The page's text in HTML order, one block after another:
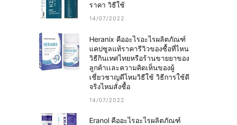
ราคา วิธีใช้
14/07/2022
Heranix คืออะไรอะไรผลิตภัณฑ์
แคปซูลแท้ราคารีวิวของซื้อที่ไหน
วิธีกินเทศไทยหรือร้านขายยาของ
ลูกค้าเเละความคิดเห็นของผู้
เชี่ยวชาญดีไหมวิธีใช้ วิธีการใช้ดี
จริงไหมสั่งซื้อ
14/07/2022
Eranol คืออะไรอะไรผลิตภัณฑ์